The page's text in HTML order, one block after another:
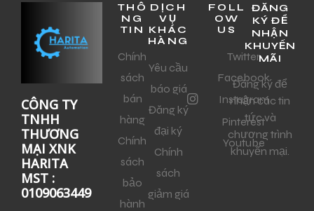
CÔNG TY
TNHH
THƯƠNG
MẠI XNK
HARITA
MST :
0109063449
THÔ
NG
TIN
Chính
sách
bán
hàng
Chính
sách
bảo
hành
DỊCH
VỤ
KHÁC
HÀNG
Yêu cầu
báo giá
Đăng ký
đại ký
Chính
sách
giảm giá
FOLL
OW
US
Twitter
Facebook
Instagram
Pinterest
Youtube
ĐĂNG
KÝ ĐỂ
NHẬN
KHUYẾN
MÃI
Đăng ký để
nhận các tin
tức và
chương trình
khuyến mại.